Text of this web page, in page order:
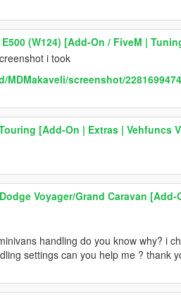
(W124) [Add-On / FiveM |
i took
screenshot/
[Add-On | Extras | Vehfuncs
Voyager/Grand Caravan [Add-
handling do you know why? i
settings can you help me ? thank